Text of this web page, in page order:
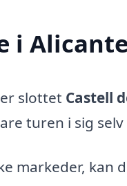
i Alicante
slottet Castell
turen i sig
markeder, kan